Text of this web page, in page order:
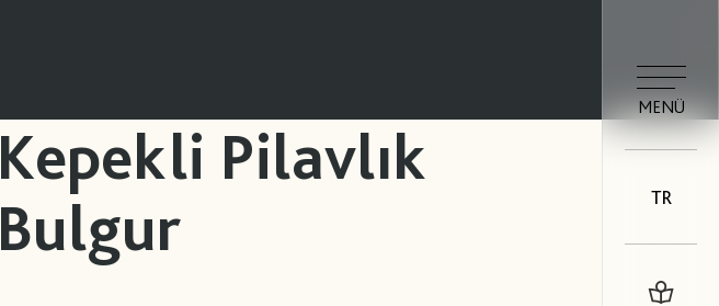
MENÜ
TR
Kepekli Pilavlık
Bulgur